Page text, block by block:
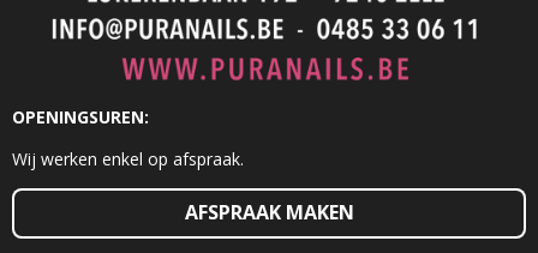
OPENINGSUREN:
Wij werken enkel op afspraak.
AFSPRAAK MAKEN